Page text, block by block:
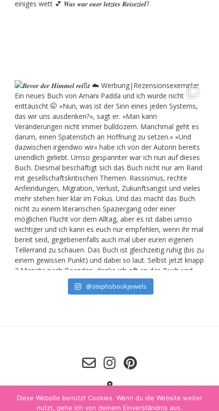
@stephsbookjewels
Diese Website benutzt Cookies. Wenn du die Website weiter
nutzt, gehe ich von deinem Einverständnis aus.